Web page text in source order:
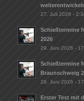
27. Juli 2026 -
Schießtermine
2026
29. Juni 2026 -
Schießtermine
Braunschweig
29. Juni 2026 -
Erster Test mit